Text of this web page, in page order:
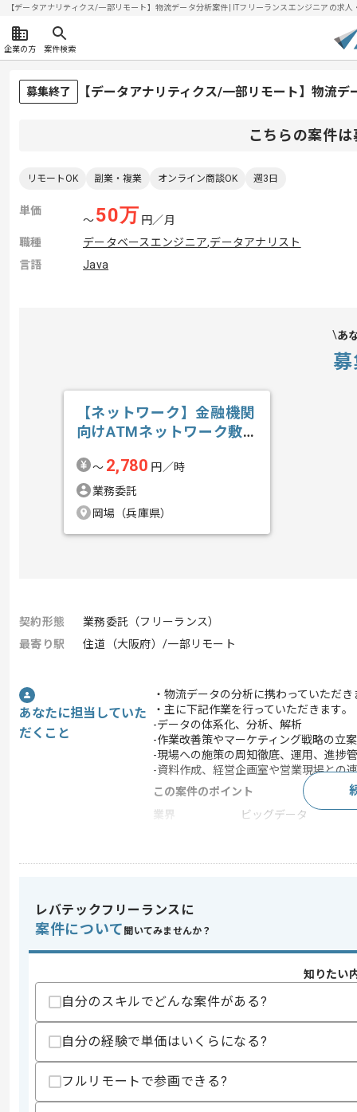
【データアナリティクス/一部リモート】物流データ分析案件| ITフリーランスエンジニアの求
企業の方 案件検索
募集終了 【データアナリティクス/一部リモート】物流
こちらの案件
リモートOK 副業・複業 オンライン商談OK 週3日
単価
〜50万 円／月
職種
データベースエンジニア,データアナリスト
言語
Java
あ
【ネットワーク】金融機関
向けATMネットワーク敷
〜 2,780 円／時
業務委託
岡場（兵庫県）
契約形態
業務委託（フリーランス）
最寄り駅
住道（大阪府）/一部リモート
あなたに担当していた
だくこと
・物流データの分析に携わっていただき
・主に下記作業を行っていただきます｡
-データの体系化、分析、解析
-作業改善策やマーケティング戦略の立案
-現場への施策の周知徹底、運用、進捗
-資料作成、経営企画室や営業現場との
この案件のポイント
業界
ビッグデータ
特徴
30代活躍中 , 長期プロ
求めるスキル
・物流業界、ロジスティクス部門での実
歓迎スキル
・新規事業企画経験
・DX推進経験
上記に似た経験やスキルをお持ちであれば申
レバテックフリーランスに
案件について 聞いてみませんか？
知りたい
自分のスキルでどんな案件がある?
自分の経験で単価はいくらになる?
フルリモートで参画できる?